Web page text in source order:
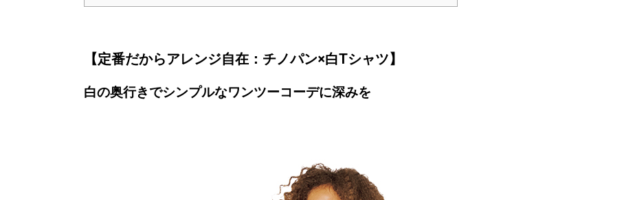
【定番だからアレンジ自在：チノパン×白Tシャツ】
白の奥行きでシンプルなワンツーコーデに深みを